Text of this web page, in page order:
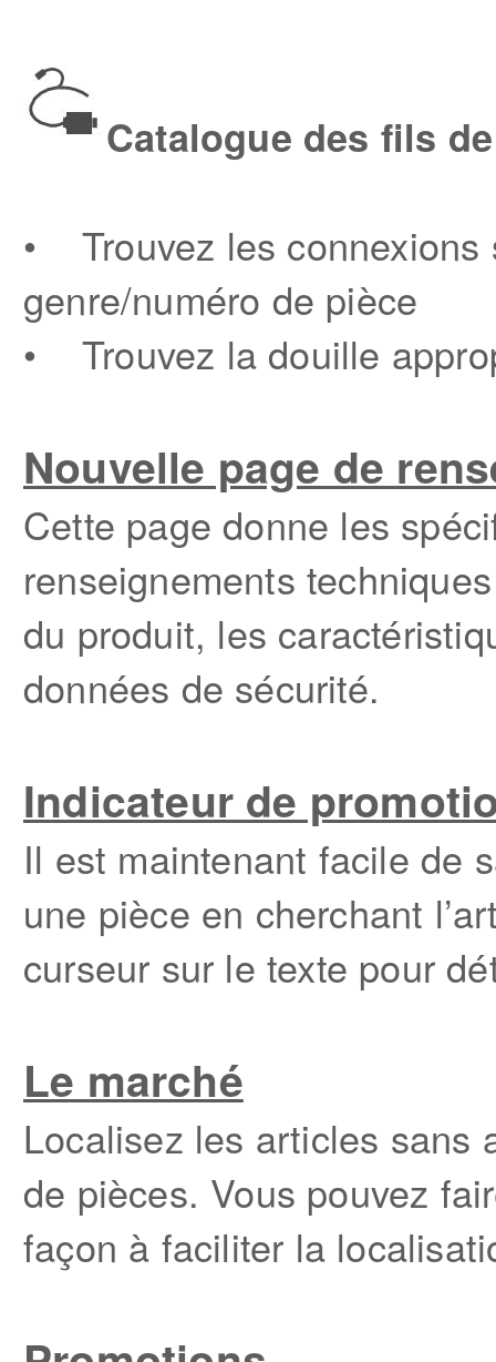
Catalogue des fils
• Trouvez les connexions
genre/numéro de pièce
• Trouvez la douille
Nouvelle page de
Cette page donne les
renseignements
du produit, les
données de sécurité.
Indicateur de
Il est maintenant facile de
une pièce en cherchant
curseur sur le texte pour
Le marché
Localisez les articles sans
de pièces. Vous pouvez
façon à faciliter la